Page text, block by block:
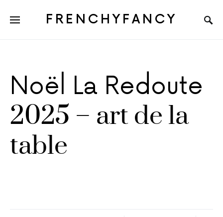
FRENCHYFANCY
Noël La Redoute
2025 – art de la
table